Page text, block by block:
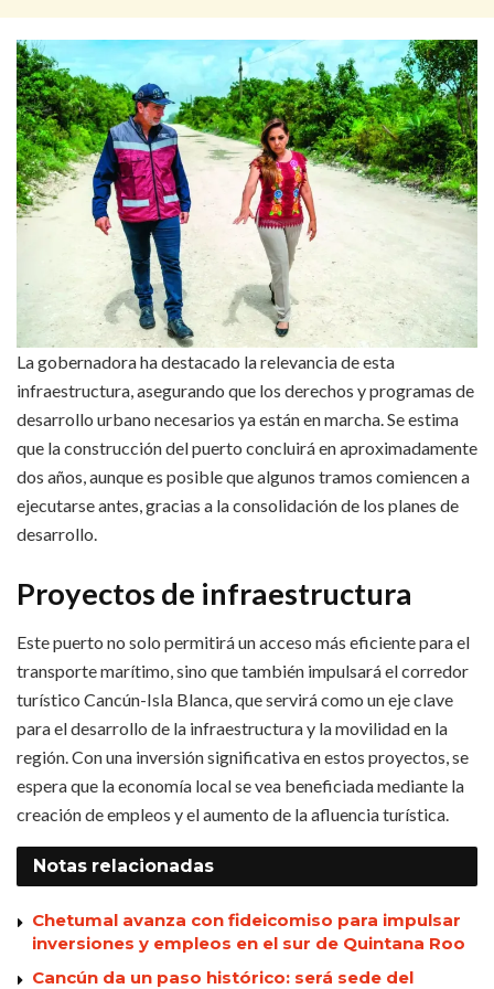
La gobernadora ha destacado la relevancia de esta
infraestructura, asegurando que los derechos y programas de
desarrollo urbano necesarios ya están en marcha. Se estima
que la construcción del puerto concluirá en aproximadamente
dos años, aunque es posible que algunos tramos comiencen a
ejecutarse antes, gracias a la consolidación de los planes de
desarrollo.
Proyectos de infraestructura
Este puerto no solo permitirá un acceso más eficiente para el
transporte marítimo, sino que también impulsará el corredor
turístico Cancún-Isla Blanca, que servirá como un eje clave
para el desarrollo de la infraestructura y la movilidad en la
región. Con una inversión significativa en estos proyectos, se
espera que la economía local se vea beneficiada mediante la
creación de empleos y el aumento de la afluencia turística.
Notas relacionadas
Chetumal avanza con fideicomiso para impulsar
inversiones y empleos en el sur de Quintana Roo
Cancún da un paso histórico: será sede del